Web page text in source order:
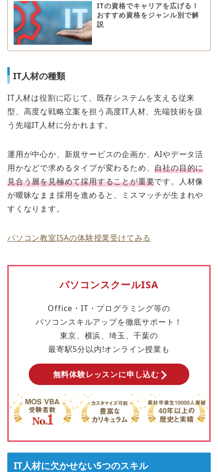
ITの資格でキャリアを広げる！
おすすめ資格をジャンル別で解
説
IT人材の種類
IT人材は役割に応じて、既存システムを支える従来
型、高度な戦略立案を担う高度IT人材、先端技術を扱
う先端IT人材に分かれます。
運用が中心か、新規サービスの企画か、AIやデータ活
用かなどで求めるタイプが変わるため、自社の目的に
見合う層を見極めて採用することが重要です。人材像
が曖昧なまま採用を進めると、ミスマッチが生まれや
すくなります。
パソコン教室ISAの体験授業受けてみる
パソコンスクールISA
Office・IT・プログラミング等の
パソコンスキルアップを徹底サポート！
東京、横浜、埼玉、千葉の
最寄駅5分以内!オンライン授業も
無料体験レッスンに申し込む
IT人材に欠かせない5つのスキル